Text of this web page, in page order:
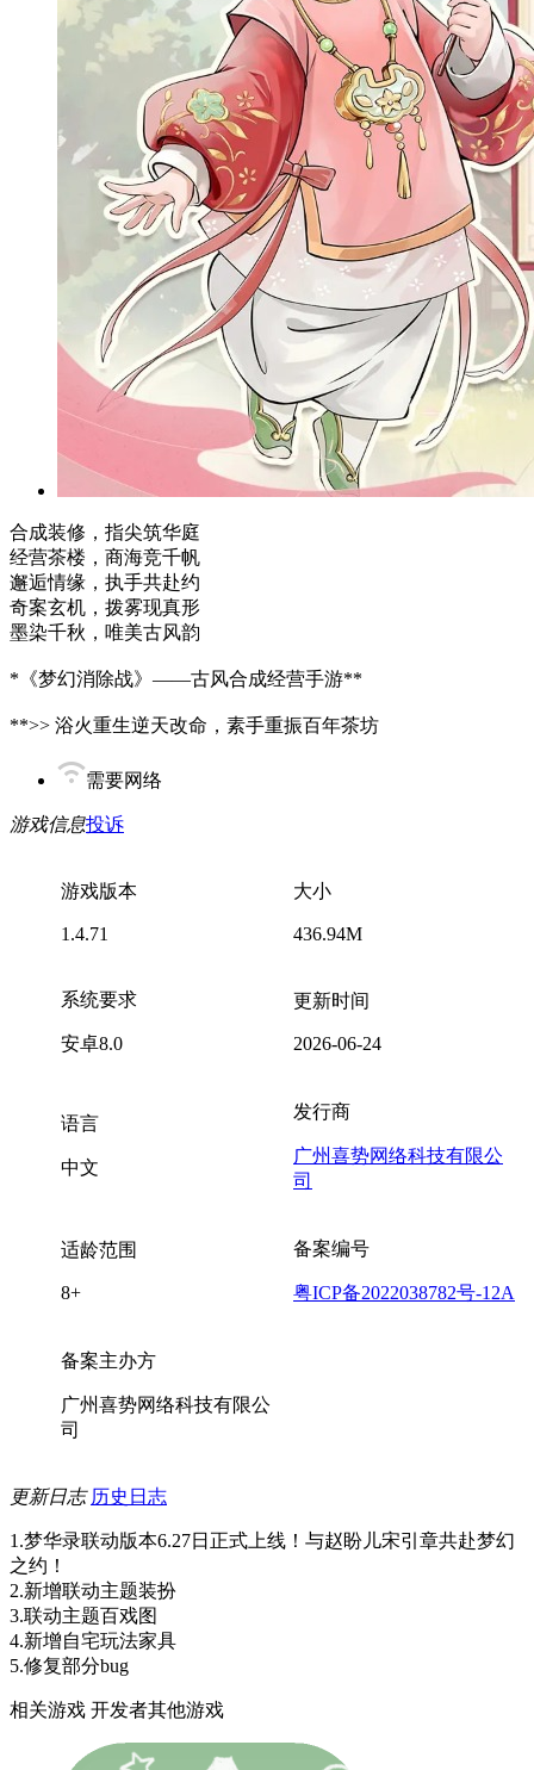
合成装修，指尖筑华庭
经营茶楼，商海竞千帆
邂逅情缘，执手共赴约
奇案玄机，拨雾现真形
墨染千秋，唯美古风韵
*《梦幻消除战》——古风合成经营手游**
**>> 浴火重生逆天改命，素手重振百年茶坊
需要网络
游戏信息投诉
游戏版本
1.4.71
大小
436.94M
系统要求
安卓8.0
更新时间
2026-06-24
语言
中文
发行商
广州喜势网络科技有限公
司
适龄范围
8+
备案编号
粤ICP备2022038782号-12A
备案主办方
广州喜势网络科技有限公
司
更新日志 历史日志
1.梦华录联动版本6.27日正式上线！与赵盼儿宋引章共赴梦幻
之约！
2.新增联动主题装扮
3.联动主题百戏图
4.新增自宅玩法家具
5.修复部分bug
相关游戏 开发者其他游戏